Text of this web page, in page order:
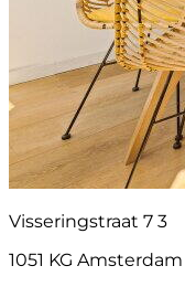
Visseringstraat 7 3
1051 KG Amsterdam